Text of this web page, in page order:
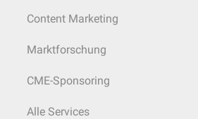
Content Marketing
Marktforschung
CME-Sponsoring
Alle Services